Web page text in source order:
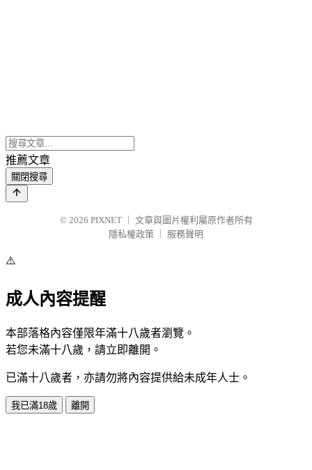
推薦文章
關閉搜尋
© 2026 PIXNET
文章與圖片權利屬原作者所有
隱私權政策
服務聲明
⚠️
成人內容提醒
本部落格內容僅限年滿十八歲者瀏覽。
若您未滿十八歲，請立即離開。
已滿十八歲者，亦請勿將內容提供給未成年人士。
我已滿18歲 離開